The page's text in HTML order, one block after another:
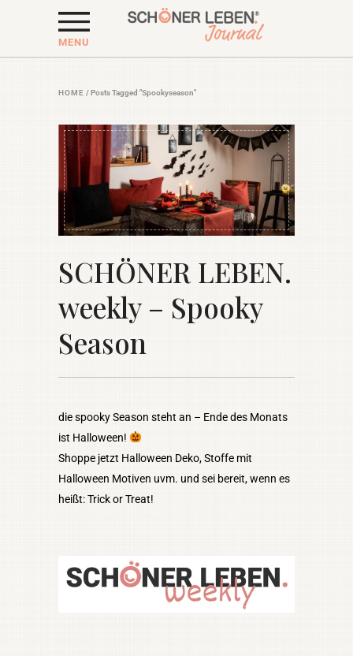
MENU
HOME /Posts Tagged "Spookyseason"
SCHÖNER LEBEN.
weekly – Spooky
Season
die spooky Season steht an – Ende des Monats
ist Halloween!
Shoppe jetzt Halloween Deko, Stoffe mit
Halloween Motiven uvm. und sei bereit, wenn es
heißt: Trick or Treat!